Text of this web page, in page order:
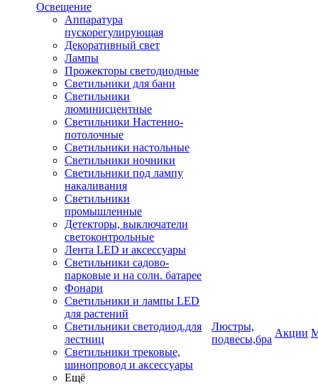
Освещение
Аппаратура
пускорегулирующая
Декоративный свет
Лампы
Прожекторы светодиодные
Светильники для бани
Светильники
люминисцентные
Светильники Настенно-
потолочные
Светильники настольные
Светильники ночники
Светильники под лампу
накаливания
Светильники
промышленные
Детекторы, выключатели
светоконтрольные
Лента LED и аксессуары
Светильники садово-
парковые и на солн. батарее
Фонари
Светильники и лампы LED
для растений
Светильники светодиод.для
лестниц
Светильники трековые,
шинопровод и аксессуары
Ещё
Люстры,
подвесы,бра
Акции